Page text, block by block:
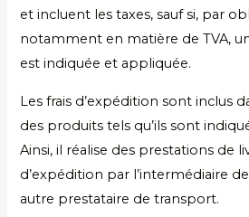
et incluent les taxes, sauf si, par
notamment en matière de TVA,
est indiquée et appliquée.
Les frais d’expédition sont inclus
des produits tels qu’ils sont
Ainsi, il réalise des prestations de
d’expédition par l’intermédiaire
autre prestataire de transport.